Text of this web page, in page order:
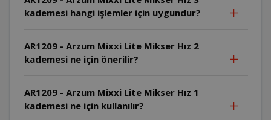
kademesi hangi işlemler için uygundur?
AR1209 - Arzum Mixxi Lite Mikser Hız 2
kademesi ne için önerilir?
AR1209 - Arzum Mixxi Lite Mikser Hız 1
kademesi ne için kullanılır?